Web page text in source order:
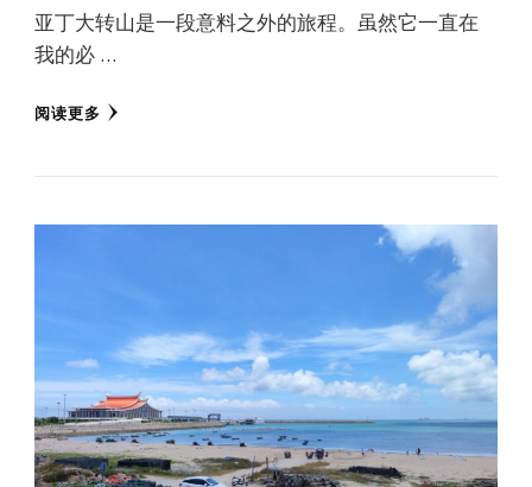
亚丁大转山是一段意料之外的旅程。虽然它一直在
我的必 …
阅读更多